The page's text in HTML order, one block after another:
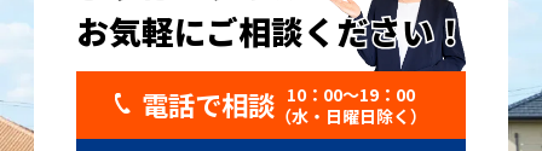
お気軽にご相談ください！
お気軽にご相談ください！
電話で相談 10：00〜19：00
（水・日曜日除く）